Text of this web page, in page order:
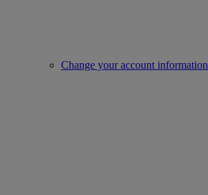
Change your account information